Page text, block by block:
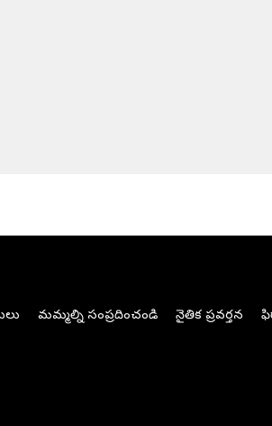
మమ్మల్ని సంప్రదించండి నైతిక ప్రవర్తన